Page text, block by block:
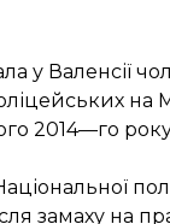
у Валенсії
2014—го
замаху на